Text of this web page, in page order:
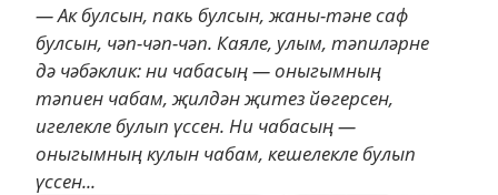
— Ак булсын, пакь булсын, жаны-тәне саф
булсын, чәп-чәп-чәп. Каяле, улым, тәпиләрне
дә чәбәклик: ни чабасың — оныгымның
тәпиен чабам, җилдән җитез йөгерсен,
игелекле булып үссен. Ни чабасың —
оныгымның кулын чабам, кешелекле булып
үссен...